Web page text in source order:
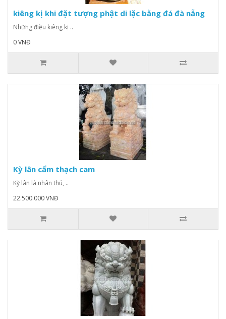
kiêng kị khi đặt tượng phật di lặc bằng đá đà nẵng
Những điều kiêng kị ..
0 VNĐ
Kỳ lân cẩm thạch cam
Kỳ lân là nhân thú, ..
22.500.000 VNĐ